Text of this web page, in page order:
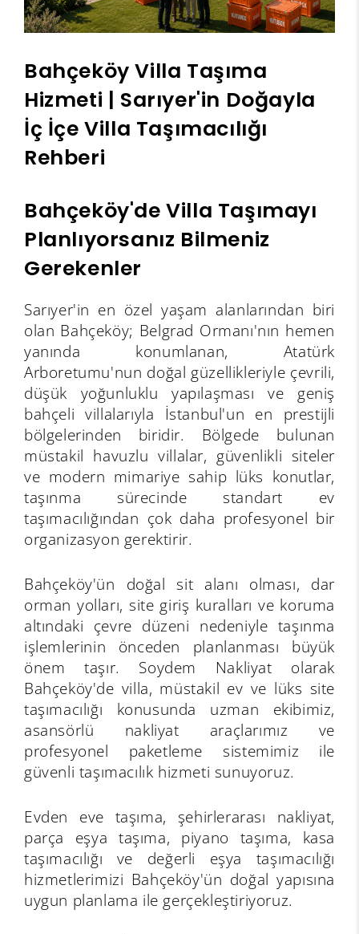
Bahçeköy Villa Taşıma
Hizmeti | Sarıyer'in Doğayla
İç İçe Villa Taşımacılığı
Rehberi
Bahçeköy'de Villa Taşımayı
Planlıyorsanız Bilmeniz
Gerekenler
Sarıyer'in en özel yaşam alanlarından biri
olan Bahçeköy; Belgrad Ormanı'nın hemen
yanında konumlanan, Atatürk
Arboretumu'nun doğal güzellikleriyle çevrili,
düşük yoğunluklu yapılaşması ve geniş
bahçeli villalarıyla İstanbul'un en prestijli
bölgelerinden biridir. Bölgede bulunan
müstakil havuzlu villalar, güvenlikli siteler
ve modern mimariye sahip lüks konutlar,
taşınma sürecinde standart ev
taşımacılığından çok daha profesyonel bir
organizasyon gerektirir.
Bahçeköy'ün doğal sit alanı olması, dar
orman yolları, site giriş kuralları ve koruma
altındaki çevre düzeni nedeniyle taşınma
işlemlerinin önceden planlanması büyük
önem taşır. Soydem Nakliyat olarak
Bahçeköy'de villa, müstakil ev ve lüks site
taşımacılığı konusunda uzman ekibimiz,
asansörlü nakliyat araçlarımız ve
profesyonel paketleme sistemimiz ile
güvenli taşımacılık hizmeti sunuyoruz.
Evden eve taşıma, şehirlerarası nakliyat,
parça eşya taşıma, piyano taşıma, kasa
taşımacılığı ve değerli eşya taşımacılığı
hizmetlerimizi Bahçeköy'ün doğal yapısına
uygun planlama ile gerçekleştiriyoruz.